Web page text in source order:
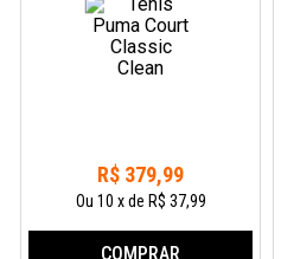
R$ 379,99
Ou 10 xde R$ 37,99
COMPRAR